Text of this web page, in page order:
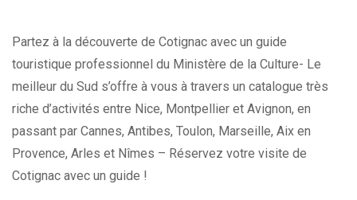
Partez à la découverte de Cotignac avec un guide
touristique professionnel du Ministère de la Culture- Le
meilleur du Sud s’offre à vous à travers un catalogue très
riche d’activités entre Nice, Montpellier et Avignon, en
passant par Cannes, Antibes, Toulon, Marseille, Aix en
Provence, Arles et Nîmes – Réservez votre visite de
Cotignac avec un guide !